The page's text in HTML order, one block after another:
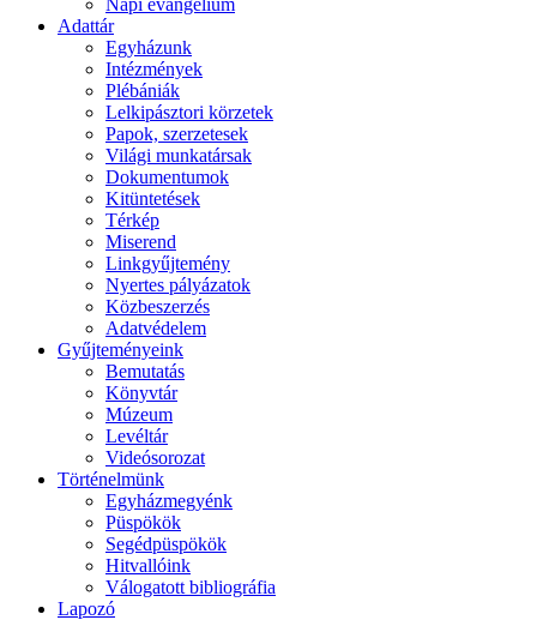
Napi evangélium
Adattár
Egyházunk
Intézmények
Plébániák
Lelkipásztori körzetek
Papok, szerzetesek
Világi munkatársak
Dokumentumok
Kitüntetések
Térkép
Miserend
Linkgyűjtemény
Nyertes pályázatok
Közbeszerzés
Adatvédelem
Gyűjteményeink
Bemutatás
Könyvtár
Múzeum
Levéltár
Videósorozat
Történelmünk
Egyházmegyénk
Püspökök
Segédpüspökök
Hitvallóink
Válogatott bibliográfia
Lapozó